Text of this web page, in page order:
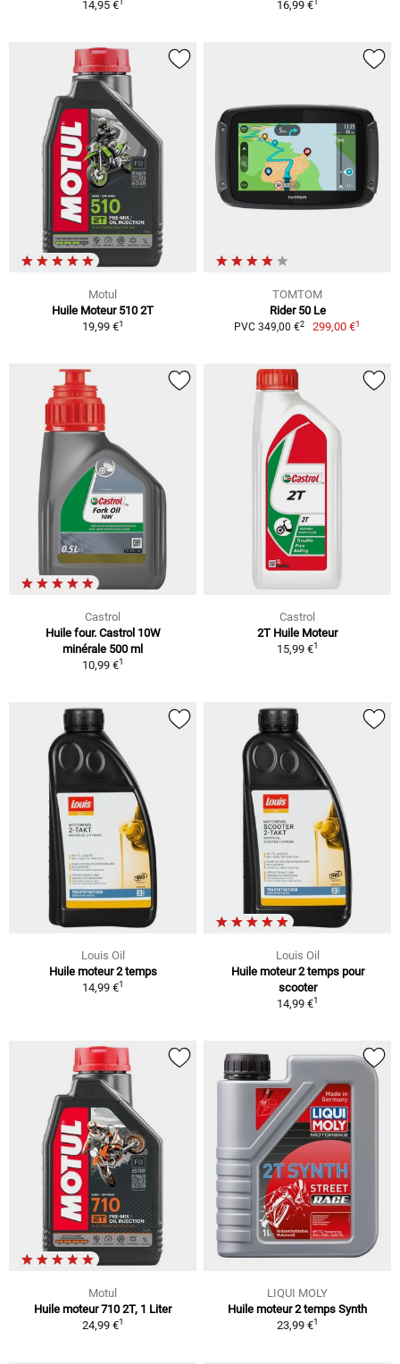
14,95 €
16,99 €
Motul
Huile Moteur 510 2T
19,99 €1
TOMTOM
Rider 50 Le
PVC 349,00 €2 299,00 €1
Castrol
Huile four. Castrol 10W
minérale 500 ml
10,99 €1
Castrol
2T Huile Moteur
15,99 €1
Louis Oil
Huile moteur 2 temps
14,99 €1
Louis Oil
Huile moteur 2 temps pour
scooter
14,99 €1
Motul
Huile moteur 710 2T, 1 Liter
24,99 €1
LIQUI MOLY
Huile moteur 2 temps Synth
23,99 €1